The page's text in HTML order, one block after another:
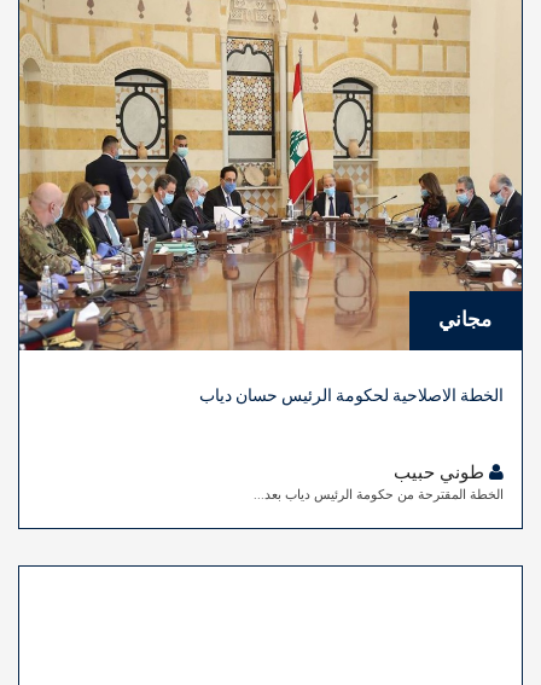
مجاني
الخطة الاصلاحية لحكومة الرئيس حسان دياب
الخطة المقترحة من حكومة الرئيس دياب بعد...